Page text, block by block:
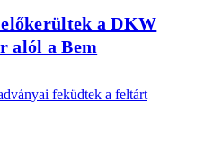
a DKW
alól a Bem
feküdtek a feltárt